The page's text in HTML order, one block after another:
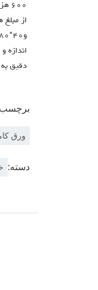
اندازه
دقيق به
برچسب
ورق
دسته: